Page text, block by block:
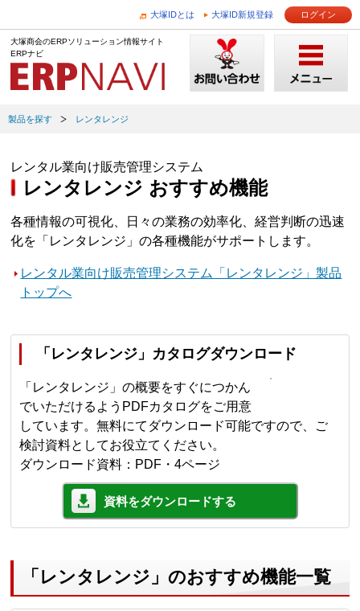
大塚IDとは 大塚ID新規登録 ログイン
大塚商会のERPソリューション情報サイト
ERPナビ
製品を探す レンタレンジ
レンタル業向け販売管理システム
レンタレンジ おすすめ機能
各種情報の可視化、日々の業務の効率化、経営判断の迅速
化を「レンタレンジ」の各種機能がサポートします。
レンタル業向け販売管理システム「レンタレンジ」製品
トップへ
「レンタレンジ」カタログダウンロード
「レンタレンジ」の概要をすぐにつかん
でいただけるようPDFカタログをご用意
しています。無料にてダウンロード可能ですので、ご
検討資料としてお役立てください。
ダウンロード資料：PDF・4ページ
資料をダウンロードする
「レンタレンジ」のおすすめ機能一覧